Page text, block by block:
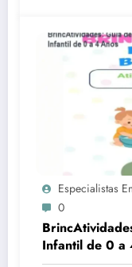
Especialistas
0
Infantil de 0 a